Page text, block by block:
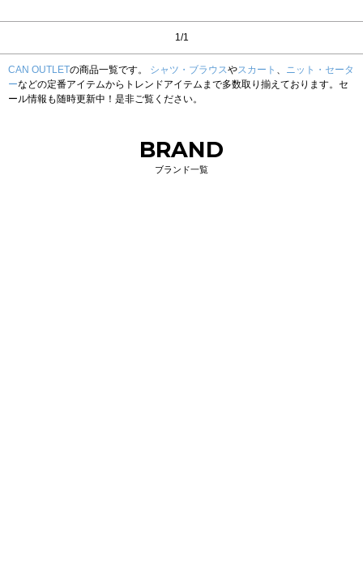
1/1
CAN OUTLETの商品一覧です。 シャツ・ブラウスやスカート 、 ニット・セータ
ーなどの定番アイテムからトレンドアイテムまで多数取り揃えております。セ
ール情報も随時更新中！是非ご覧ください。
BRAND
ブランド一覧